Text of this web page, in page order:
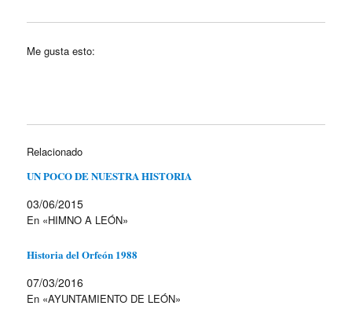
Me gusta esto:
Relacionado
UN POCO DE NUESTRA HISTORIA
03/06/2015
En «HIMNO A LEÓN»
Historia del Orfeón 1988
07/03/2016
En «AYUNTAMIENTO DE LEÓN»